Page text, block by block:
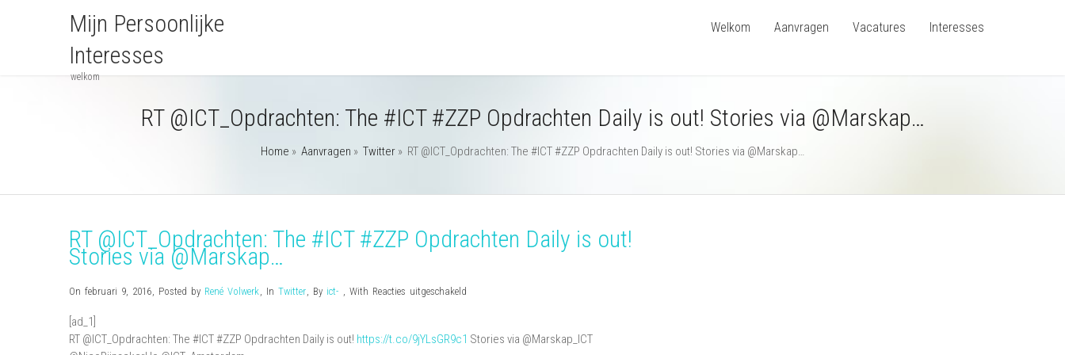
Mijn Persoonlijke
Interesses
welkom
Welkom Aanvragen Vacatures Interesses
RT @ICT_Opdrachten: The #ICT #ZZP Opdrachten Daily is out! Stories via @Marskap…
Home » Aanvragen » Twitter » RT @ICT_Opdrachten: The #ICT #ZZP Opdrachten Daily is out! Stories via @Marskap…
RT @ICT_Opdrachten: The #ICT #ZZP Opdrachten Daily is out!
Stories via @Marskap…
On februari 9, 2016, Posted by René Volwerk, In Twitter, By ict- , With Reacties uitgeschakeld
[ad_1]
RT @ICT_Opdrachten: The #ICT #ZZP Opdrachten Daily is out! https://t.co/9jYLsGR9c1 Stories via @Marskap_ICT